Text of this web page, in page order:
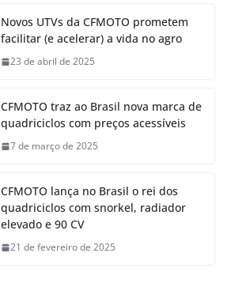
Novos UTVs da CFMOTO prometem
facilitar (e acelerar) a vida no agro
23 de abril de 2025
CFMOTO traz ao Brasil nova marca de
quadriciclos com preços acessíveis
7 de março de 2025
CFMOTO lança no Brasil o rei dos
quadriciclos com snorkel, radiador
elevado e 90 CV
21 de fevereiro de 2025